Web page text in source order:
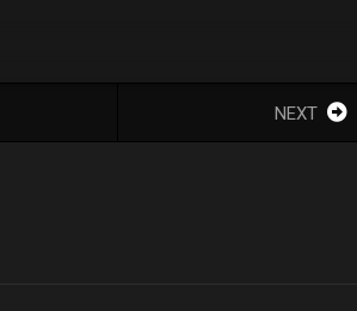
NEXT